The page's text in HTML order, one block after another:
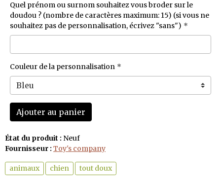
Quel prénom ou surnom souhaitez vous broder sur le
doudou ? (nombre de caractères maximum: 15) (si vous ne
souhaitez pas de personnalisation, écrivez "sans")
Couleur de la personnalisation
Ajouter au panier
État du produit : Neuf
Fournisseur : Toy's company
animaux chien tout doux